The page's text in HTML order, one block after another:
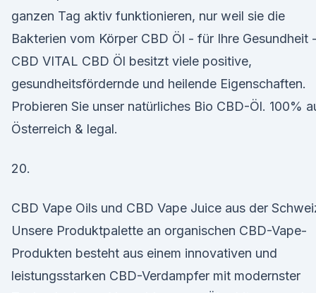
ganzen Tag aktiv funktionieren, nur weil sie die
Bakterien vom Körper CBD Öl - für Ihre Gesundheit -
CBD VITAL CBD Öl besitzt viele positive,
gesundheitsfördernde und heilende Eigenschaften.
Probieren Sie unser natürliches Bio CBD-Öl. 100%
Österreich & legal.
20.
CBD Vape Oils und CBD Vape Juice aus der
Unsere Produktpalette an organischen CBD-Vape-
Produkten besteht aus einem innovativen und
leistungsstarken CBD-Verdampfer mit modernster